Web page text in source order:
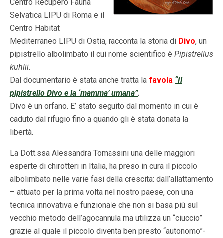
Centro Recupero Fauna
Selvatica LIPU di Roma e il
Centro Habitat
Mediterraneo LIPU di Ostia, racconta la storia di Divo, un
pipistrello albolimbato il cui nome scientifico è Pipistrellus
kuhlii.
Dal documentario è stata anche tratta la favola “Il
pipistrello Divo e la ‘mamma’ umana”.
Divo è un orfano. E’ stato seguito dal momento in cui è
caduto dal rifugio fino a quando gli è stata donata la
libertà.
La Dott.ssa Alessandra Tomassini una delle maggiori
esperte di chirotteri in Italia, ha preso in cura il piccolo
albolimbato nelle varie fasi della crescita: dall’allattamento
– attuato per la prima volta nel nostro paese, con una
tecnica innovativa e funzionale che non si basa più sul
vecchio metodo dell’agocannula ma utilizza un “ciuccio”
grazie al quale il piccolo diventa ben presto “autonomo”-